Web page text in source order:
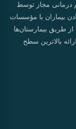
درمانی مجاز توسط
بیماران با مؤسسات
طریق بیمارستان‌ها
بالاترین سطح